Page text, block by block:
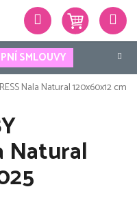
SMLOUVY
Hledat
Nala Natural 120x60x12 cm
Natural